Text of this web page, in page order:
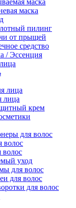
маска
маска
пилинг
от прыщей
средство
/ Эссенция
лица
лица
крем
для волос
волос
волос
уход
для волос
для волос
для волос